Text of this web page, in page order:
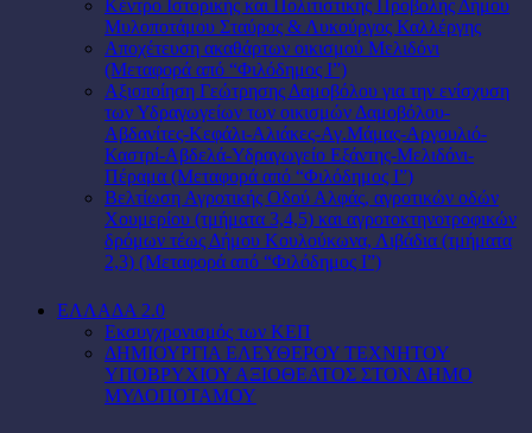
Κέντρο Ιστορικής και Πολιτιστικής Προβολής Δήμου
Μυλοποτάμου Σταύρος & Λυκούργος Καλλέργης
Αποχέτευση ακαθάρτων οικισμού Μελιδόνι
(Μεταφορά από “Φιλόδημος Ι”)
Αξιοποίηση Γεώτρησης Δαμοβόλου για την ενίσχυση
των Υδραγωγείων των οικισμών Δαμοβόλου-
Αβδανίτες-Κεφάλι-Αλιάκες-Αγ.Μάμας-Αργουλιό-
Καστρί-Αβδελά-Υδραγωγείο Εξάντης-Μελιδόνι-
Πέραμα (Μεταφορά από “Φιλόδημος Ι”)
Βελτίωση Αγροτικής Οδού Αλφάς, αγροτικών οδών
Χουμερίου (τμήματα 3,4,5) και αγροτοκτηνοτροφικών
δρόμων τέως Δήμου Κουλούκωνα, Λιβάδια (τμήματα
2,3) (Μεταφορά από “Φιλόδημος Ι”)
ΕΛΛΑΔΑ 2.0
Εκσυγχρονισμός των ΚΕΠ
ΔΗΜΙΟΥΡΓΙΑ ΕΛΕΥΘΕΡΟΥ ΤΕΧΝΗΤΟΥ
ΥΠΟΒΡΥΧΙΟΥ ΑΞΙΟΘΕΑΤΟΣ ΣΤΟΝ ΔΗΜΟ
ΜΥΛΟΠΟΤΑΜΟΥ